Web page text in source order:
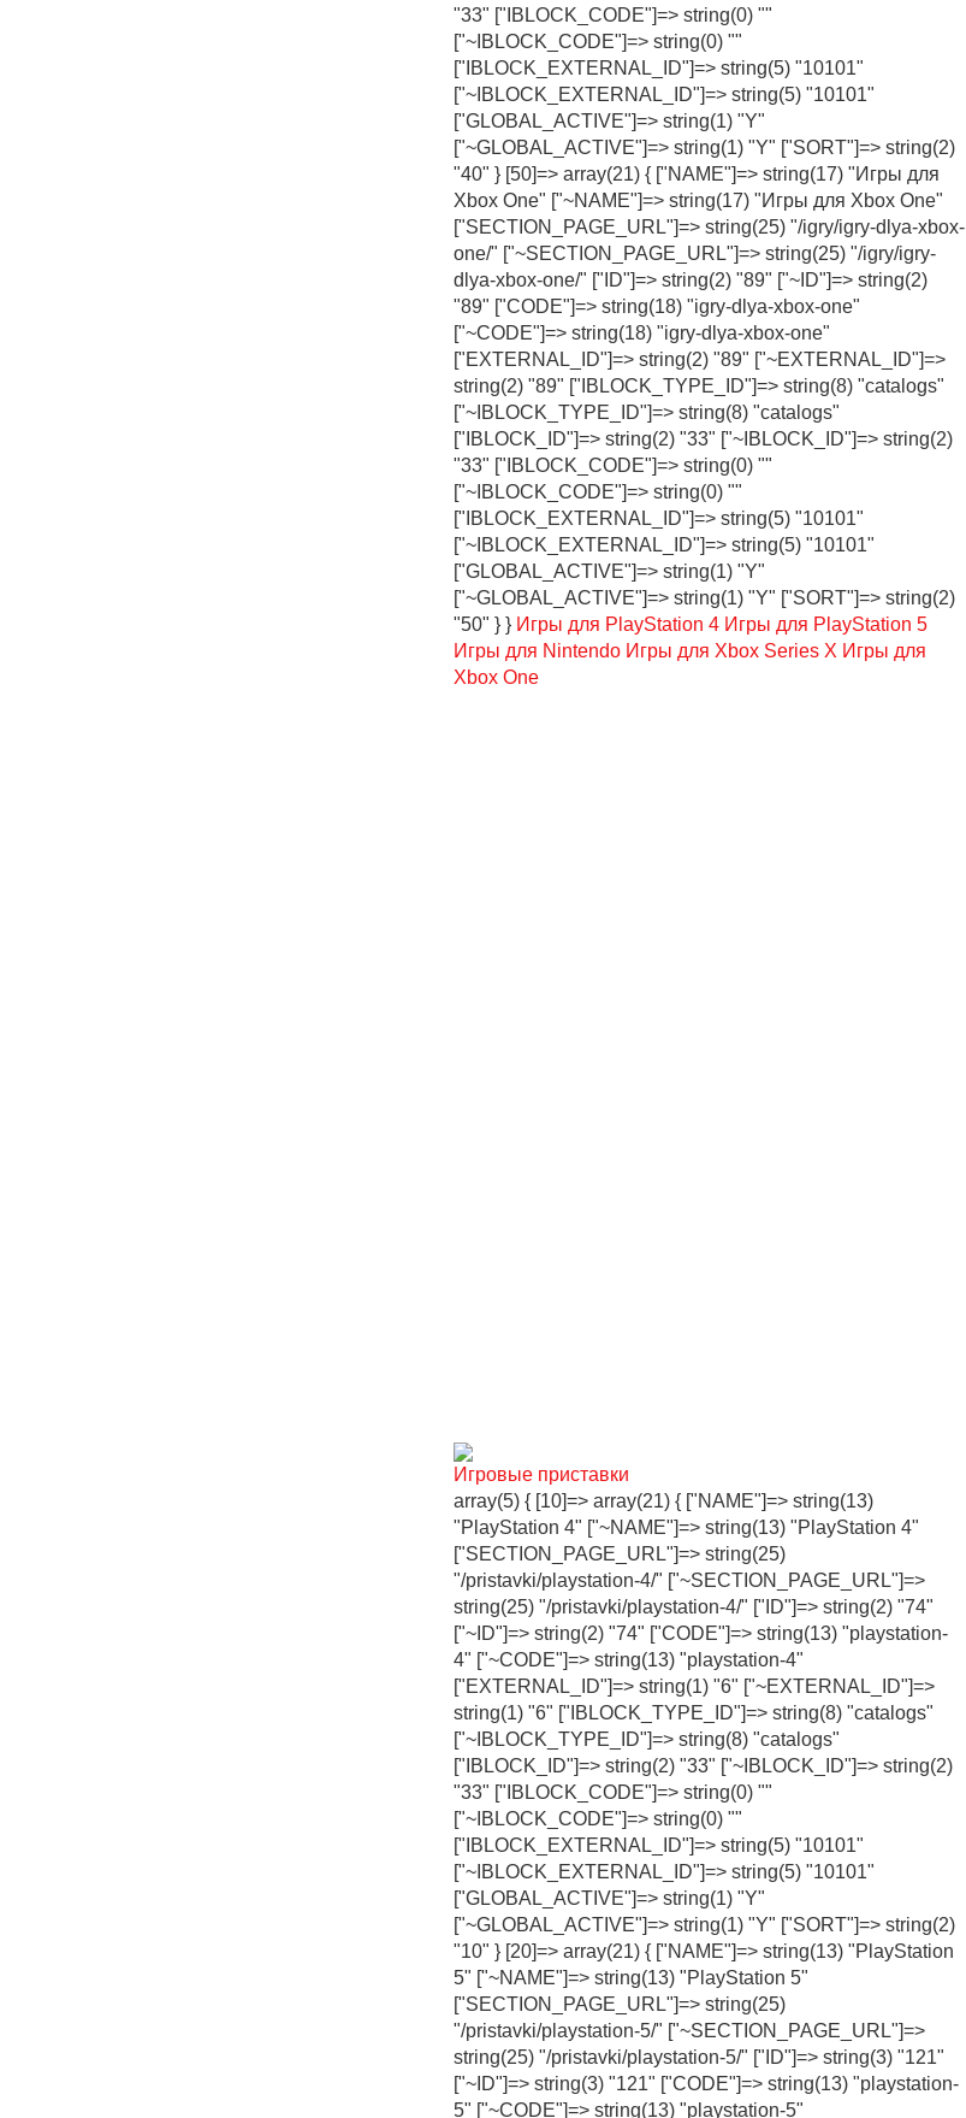
"33" ["IBLOCK_CODE"]=> string(0) ""
["~IBLOCK_CODE"]=> string(0) ""
["IBLOCK_EXTERNAL_ID"]=> string(5) "10101"
["~IBLOCK_EXTERNAL_ID"]=> string(5) "10101"
["GLOBAL_ACTIVE"]=> string(1) "Y"
["~GLOBAL_ACTIVE"]=> string(1) "Y" ["SORT"]=> string(2)
"40" } [50]=> array(21) { ["NAME"]=> string(17) "Игры для
Xbox One" ["~NAME"]=> string(17) "Игры для Xbox One"
["SECTION_PAGE_URL"]=> string(25) "/igry/igry-dlya-xbox-
one/" ["~SECTION_PAGE_URL"]=> string(25) "/igry/igry-
dlya-xbox-one/" ["ID"]=> string(2) "89" ["~ID"]=> string(2)
"89" ["CODE"]=> string(18) "igry-dlya-xbox-one"
["~CODE"]=> string(18) "igry-dlya-xbox-one"
["EXTERNAL_ID"]=> string(2) "89" ["~EXTERNAL_ID"]=>
string(2) "89" ["IBLOCK_TYPE_ID"]=> string(8) "catalogs"
["~IBLOCK_TYPE_ID"]=> string(8) "catalogs"
["IBLOCK_ID"]=> string(2) "33" ["~IBLOCK_ID"]=> string(2)
"33" ["IBLOCK_CODE"]=> string(0) ""
["~IBLOCK_CODE"]=> string(0) ""
["IBLOCK_EXTERNAL_ID"]=> string(5) "10101"
["~IBLOCK_EXTERNAL_ID"]=> string(5) "10101"
["GLOBAL_ACTIVE"]=> string(1) "Y"
["~GLOBAL_ACTIVE"]=> string(1) "Y" ["SORT"]=> string(2)
"50" } } Игры для PlayStation 4 Игры для PlayStation 5
Игры для Nintendo Игры для Xbox Series X Игры для
Xbox One
Игровые приставки
array(5) { [10]=> array(21) { ["NAME"]=> string(13)
"PlayStation 4" ["~NAME"]=> string(13) "PlayStation 4"
["SECTION_PAGE_URL"]=> string(25)
"/pristavki/playstation-4/" ["~SECTION_PAGE_URL"]=>
string(25) "/pristavki/playstation-4/" ["ID"]=> string(2) "74"
["~ID"]=> string(2) "74" ["CODE"]=> string(13) "playstation-
4" ["~CODE"]=> string(13) "playstation-4"
["EXTERNAL_ID"]=> string(1) "6" ["~EXTERNAL_ID"]=>
string(1) "6" ["IBLOCK_TYPE_ID"]=> string(8) "catalogs"
["~IBLOCK_TYPE_ID"]=> string(8) "catalogs"
["IBLOCK_ID"]=> string(2) "33" ["~IBLOCK_ID"]=> string(2)
"33" ["IBLOCK_CODE"]=> string(0) ""
["~IBLOCK_CODE"]=> string(0) ""
["IBLOCK_EXTERNAL_ID"]=> string(5) "10101"
["~IBLOCK_EXTERNAL_ID"]=> string(5) "10101"
["GLOBAL_ACTIVE"]=> string(1) "Y"
["~GLOBAL_ACTIVE"]=> string(1) "Y" ["SORT"]=> string(2)
"10" } [20]=> array(21) { ["NAME"]=> string(13) "PlayStation
5" ["~NAME"]=> string(13) "PlayStation 5"
["SECTION_PAGE_URL"]=> string(25)
"/pristavki/playstation-5/" ["~SECTION_PAGE_URL"]=>
string(25) "/pristavki/playstation-5/" ["ID"]=> string(3) "121"
["~ID"]=> string(3) "121" ["CODE"]=> string(13) "playstation-
5" ["~CODE"]=> string(13) "playstation-5"